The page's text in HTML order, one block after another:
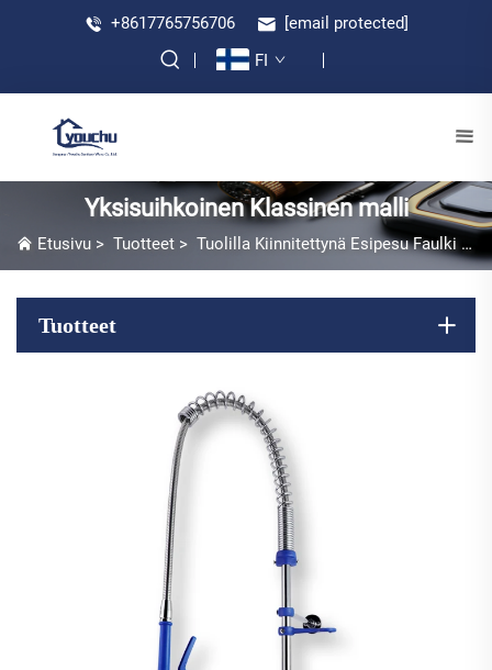
+8617765756706
[email protected]
FI
Yksisuihkoinen Klassinen malli
Etusivu > Tuotteet > Tuolilla Kiinnitettynä Esipesu Faulki
Tuotteet